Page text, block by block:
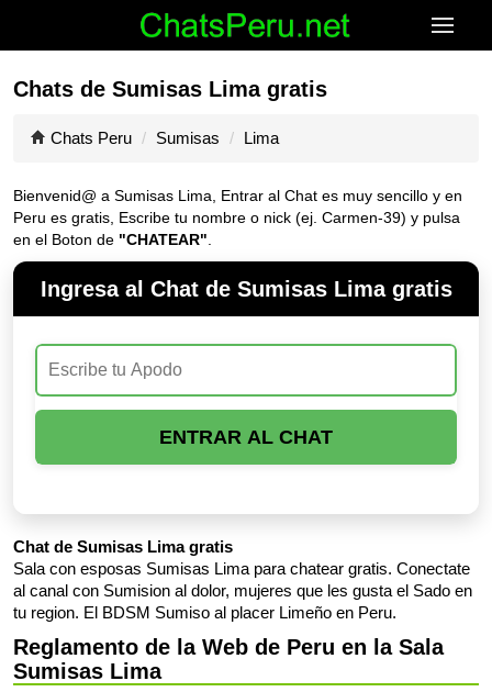
Chats de Sumisas Lima gratis
Chats Peru Sumisas Lima
Bienvenid@ a Sumisas Lima, Entrar al Chat es muy sencillo y en
Peru es gratis, Escribe tu nombre o nick (ej. Carmen-39) y pulsa
en el Boton de "CHATEAR"
Ingresa al Chat de Sumisas Lima gratis
ENTRAR AL CHAT
Chat de Sumisas Lima gratis
Sala con esposas Sumisas Lima para chatear gratis. Conectate
al canal con Sumision al dolor, mujeres que les gusta el Sado en
tu region. El BDSM Sumiso al placer Limeño en Peru.
Reglamento de la Web de Peru en la Sala
Sumisas Lima